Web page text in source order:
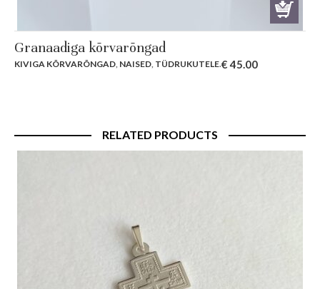
Granaadiga kõrvarõngad
KIVIGA KÕRVARÕNGAD, NAISED, TÜDRUKUTELE.€45.00
RELATED PRODUCTS